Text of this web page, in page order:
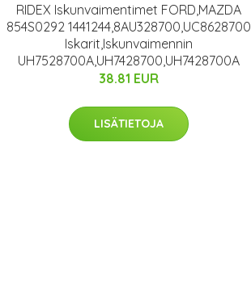
RIDEX Iskunvaimentimet FORD,MAZDA
854S0292 1441244,8AU328700,UC8628700
Iskarit,Iskunvaimennin
UH7528700A,UH7428700,UH7428700A
38.81 EUR
LISÄTIETOJA